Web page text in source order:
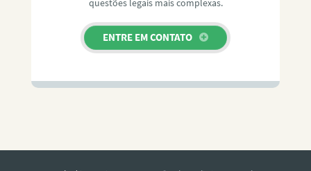
questões legais mais complexas.
ENTRE EM CONTATO